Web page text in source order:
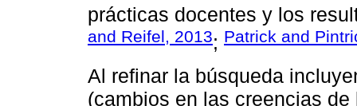
prácticas docentes y los
and Reifel, 2013; Patrick and
Al refinar la búsqueda
(cambios en las creencias